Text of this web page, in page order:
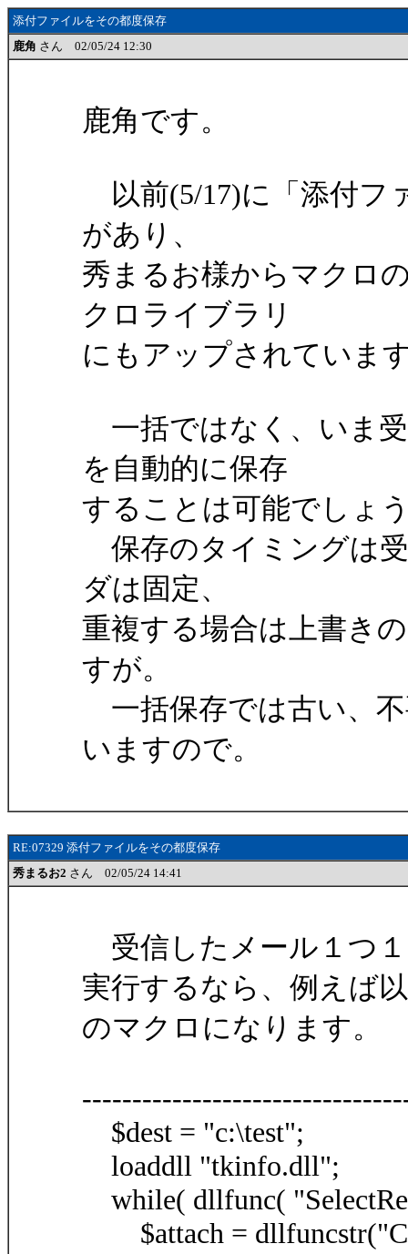
添付ファイルをその都度保存
鹿角 さん 02/05/24 12:30
鹿角です。
以前(5/17)に「添付フ
があり、
秀まるお様からマクロ
クロライブラリ
にもアップされていま
一括ではなく、いま
を自動的に保存
することは可能でしょ
保存のタイミングは
ダは固定、
重複する場合は上書き
すが。
一括保存では古い、
いますので。
RE:07329 添付ファイルをその都度保存
秀まるお2 さん 02/05/24 14:41
受信したメール１つ
実行するなら、例えば
のマクロになります。
$dest = "c:\test";
loaddll "tkinfo.dll";
while( dllfunc(
$attach =